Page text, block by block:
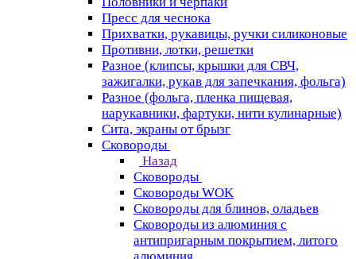
Пресс для чеснока
Прихватки, рукавицы, ручки силиконовые
Противни, лотки, решетки
Разное (клипсы, крышки для СВЧ,
зажигалки, рукав для запечкания, фольга)
Разное (фольга, пленка пищевая,
нарукавники, фартуки, нити кулинарные)
Сита, экраны от брызг
Сковороды
Назад
Сковороды
Сковороды WOK
Сковороды для блинов, оладьев
Сковороды из алюминия с
антипригарным покрытием, литого